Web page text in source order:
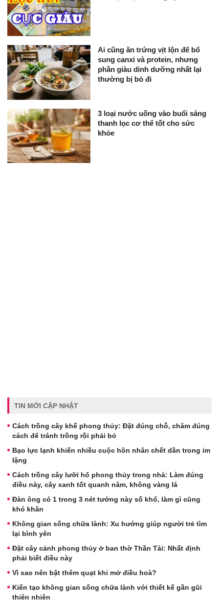
Ai cũng ăn trứng vịt lộn để bổ
sung canxi và protein, nhưng
phần giàu dinh dưỡng nhất lại
thường bị bỏ đi
3 loại nước uống vào buổi sáng
thanh lọc cơ thể tốt cho sức
khỏe
TIN MỚI CẬP NHẬT
Cách trồng cây khế phong thủy: Đặt đúng chỗ, chăm đúng
cách để tránh trồng rồi phải bỏ
Bạo lực lạnh khiến nhiều cuộc hôn nhân chết dần trong im
lặng
Cách trồng cây lưỡi hổ phong thủy trong nhà: Làm đúng
điều này, cây xanh tốt quanh năm, không vàng lá
Đàn ông có 1 trong 3 nét tướng này số khổ, làm gì cũng
khó khăn
Không gian sống chữa lành: Xu hướng giúp người trẻ tìm
lại bình yên
Đặt cây cảnh phong thủy ở ban thờ Thần Tài: Nhất định
phải biết điều này
Vì sao nên bật thêm quạt khi mở điều hoà?
Kiến tạo không gian sống chữa lành với thiết kế gần gũi
thiên nhiên